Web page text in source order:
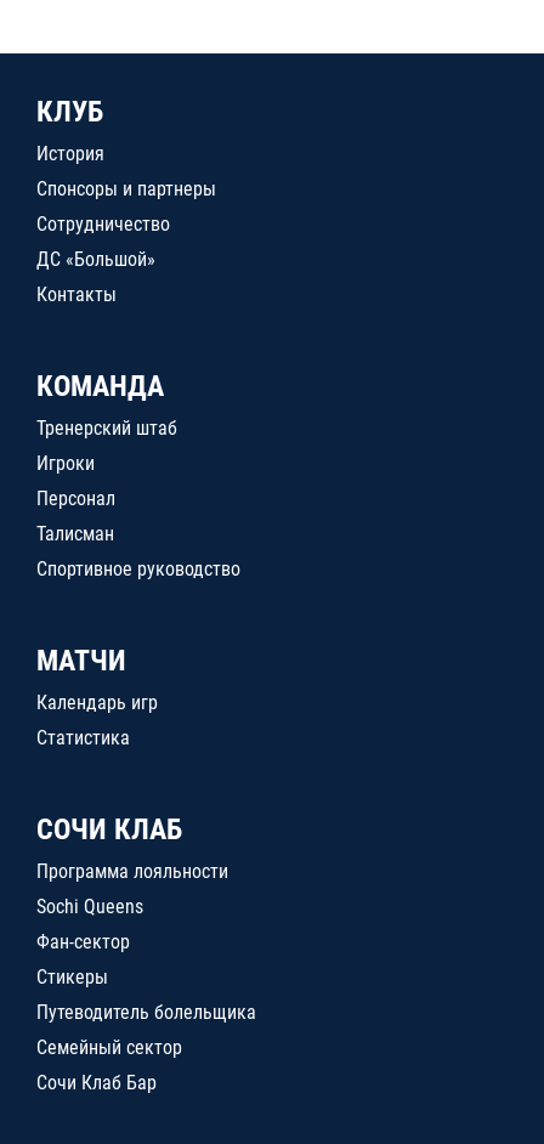
КЛУБ
История
Спонсоры и партнеры
Сотрудничество
ДС «Большой»
Контакты
КОМАНДА
Тренерский штаб
Игроки
Персонал
Талисман
Спортивное руководство
МАТЧИ
Календарь игр
Статистика
СОЧИ КЛАБ
Программа лояльности
Sochi Queens
Фан-сектор
Стикеры
Путеводитель болельщика
Семейный сектор
Сочи Клаб Бар